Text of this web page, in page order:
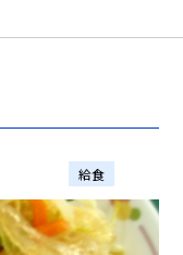
給食